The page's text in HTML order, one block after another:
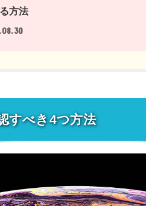
方法
すべき4つ方法